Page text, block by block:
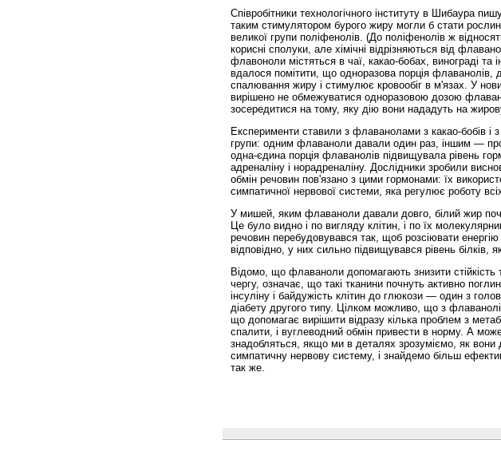
Співробітники технологічного інституту в Шибаура
таким стимулятором бурого жиру могли б стати
великої групи поліфенолів. (До поліфенолів ж
корисні сполуки, але хімічні відрізняються від
флавоноли містяться в чаї, какао-бобах, винограді та
вдалося помітити, що одноразова порція флаванолів,
спалювання жиру і стимулює кровообіг в м'язах. У
вирішено не обмежуватися одноразовою дозою
зосередитися на тому, яку дію вони нададуть на
Експерименти ставили з флаванолами з какао-бобів і
групи: одним флаваноли давали один раз, іншим —
одна-єдина порція флаванолів підвищувала рівень
адреналіну і норадреналіну. Дослідники зробили
обмін речовин пов'язано з цими гормонами: їх
симпатичної нервової системи, яка регулює роботу
У мишей, яким флаваноли давали довго, білий жир
Це було видно і по вигляду клітин, і по їх
речовин перебудовувався так, щоб розсіювати
відповідно, у них сильно підвищувався рівень білків,
Відомо, що флаваноли допомагають знизити
чергу, означає, що такі тканини почнуть активно
інсуліну і байдужість клітин до глюкози — один з
діабету другого типу. Цілком можливо, що з
що допомагає вирішити відразу кілька проблем з
спалити, і вуглеводний обмін привести в норму. А
знадобляться, якщо ми в деталях зрозуміємо, як вони
симпатичну нервову систему, і знайдемо більш
так же.